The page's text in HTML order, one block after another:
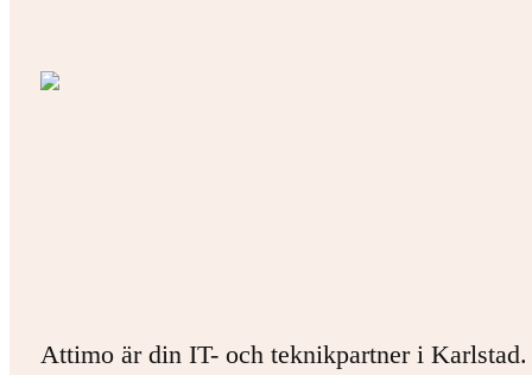
Attimo är din IT- och teknikpartner i Karlstad.